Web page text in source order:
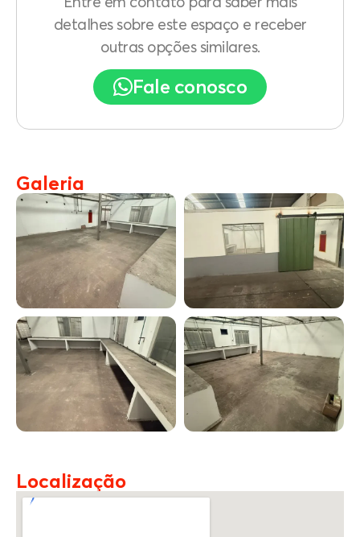
detalhes sobre este espaço e receber
outras opções similares.
Fale conosco
Galeria
Localização